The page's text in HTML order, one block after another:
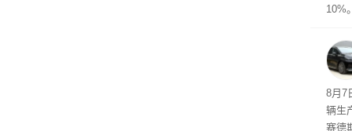
10%
8月7
辆生
赛德